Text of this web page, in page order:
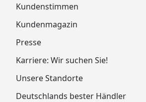
Kundenstimmen
Kundenmagazin
Presse
Karriere: Wir suchen Sie!
Unsere Standorte
Deutschlands bester Händler